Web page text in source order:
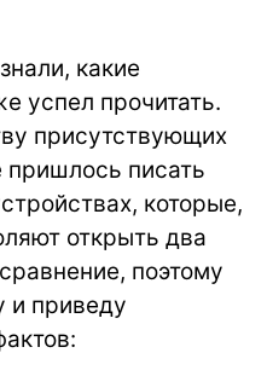
какие
успел прочитать.
присутствующих
писать
которые,
открыть два
поэтому
и приведу